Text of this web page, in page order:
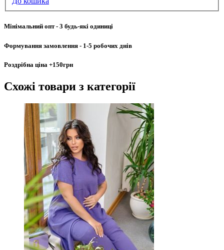
Мінімальний опт- 3 будь-які одиниці
Формування замовлення - 1-5 робочих днів
Роздрібна ціна +150грн
Схожі товари з категорії